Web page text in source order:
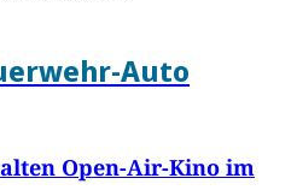
Auto
Open-Air-Kino im